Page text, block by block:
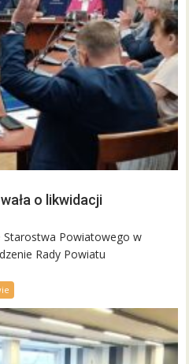
o likwidacji
Starostwa Powiatowego w
Rady Powiatu